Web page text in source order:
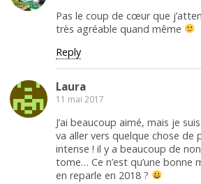
Pas le coup de cœur que
très agréable quand même
Reply
Laura
11 mai 2017
J’ai beaucoup aimé, mais je
va aller vers quelque chose de
intense ! il y a beaucoup de
tome… Ce n’est qu’une bonne
en reparle en 2018 ?